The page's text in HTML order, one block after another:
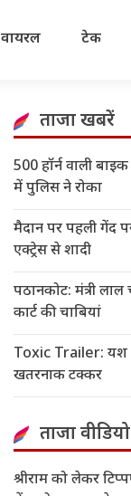
वायरल टेक
ताजा खबरें
500 हॉर्न वाली
में पुलिस ने रोका
मैदान पर पहली गेंद
एक्ट्रेस से शादी
पठानकोट: मंत्री
कार्ट की चाबियां
Toxic Trailer: यश
खतरनाक टक्कर
ताजा वीडियो
श्रीराम को लेकर